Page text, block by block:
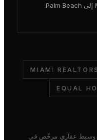
MIAMI REALTORS
EQUAL
Manhattan Miami Real Estate LLC وسيط عقاري مرخّص في